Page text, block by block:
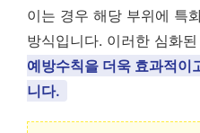
이는 경우 해당 부위에 특
방식입니다. 이러한 심화
예방수칙을 더욱 효과적이
니다.